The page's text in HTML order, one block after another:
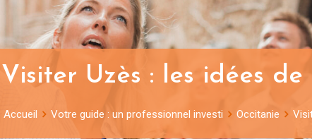
Visiter Uzès : les idées
Accueil Votre guide : un professionnel investi Occitanie